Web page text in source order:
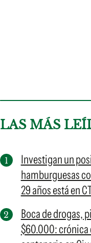
LAS MÁS
Investigan un
hamburguesas
29 años está en
Boca de drogas,
$60.000: crónica